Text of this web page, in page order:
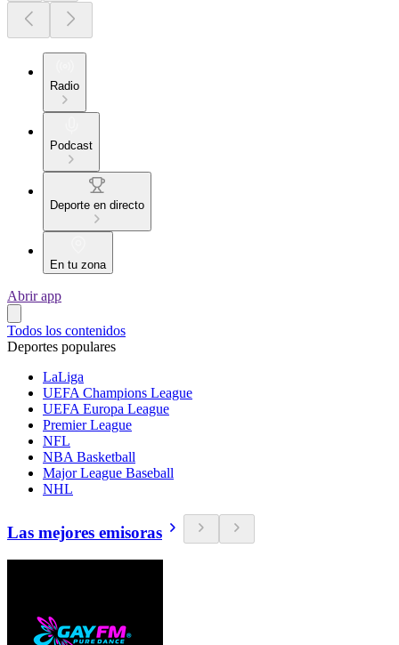
Radio
Podcast
Deporte en directo
En tu zona
Abrir app
Todos los contenidos
Deportes populares
LaLiga
UEFA Champions League
UEFA Europa League
Premier League
NFL
NBA Basketball
Major League Baseball
NHL
Las mejores emisoras